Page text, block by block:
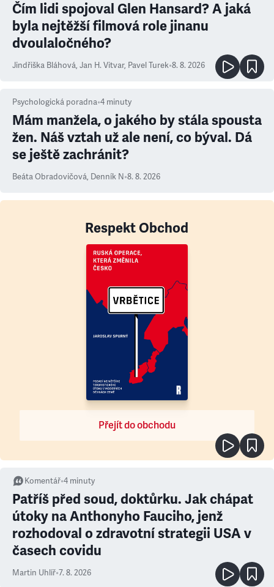
Čím lidi spojoval Glen Hansard? A jaká
byla nejtěžší filmová role jinanu
dvoulaločného?
Jindřiška Bláhová, Jan H. Vitvar, Pavel Turek•8. 8. 2026
Psychologická poradna•4 minuty
Mám manžela, o jakého by stála spousta
žen. Náš vztah už ale není, co býval. Dá
se ještě zachránit?
Beáta Obradovičová, Denník N•8. 8. 2026
Respekt Obchod
Přejít do obchodu
Komentář•4 minuty
Patříš před soud, doktůrku. Jak chápat
útoky na Anthonyho Fauciho, jenž
rozhodoval o zdravotní strategii USA v
časech covidu
Martin Uhlíř•7. 8. 2026